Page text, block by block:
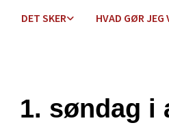
DET SKER HVAD GØR JEG
1. søndag i